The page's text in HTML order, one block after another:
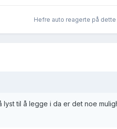
Hefre auto reagerte på dette
til å legge i da er det noe